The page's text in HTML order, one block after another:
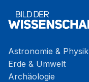
Astronomie & Physik
Erde & Umwelt
Archäologie